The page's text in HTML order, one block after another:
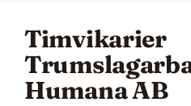
Timvikarier
Humana AB